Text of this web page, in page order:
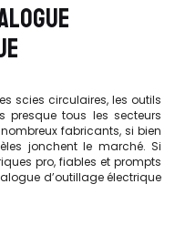
scies circulaires, les outils
presque tous les secteurs
fabricants, si bien
jonchent le marché. Si
pro, fiables et prompts
d’outillage électrique